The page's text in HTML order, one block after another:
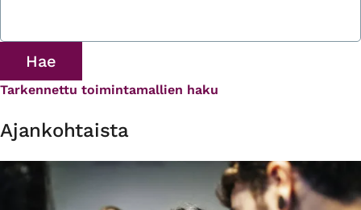
Tarkennettu toimintamallien haku
Ajankohtaista